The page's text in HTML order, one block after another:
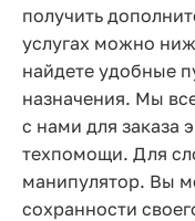
получить
услугах можно
найдете удобные
назначения. Мы
с нами для заказа
техпомощи. Для
манипулятор. Вы
сохранности